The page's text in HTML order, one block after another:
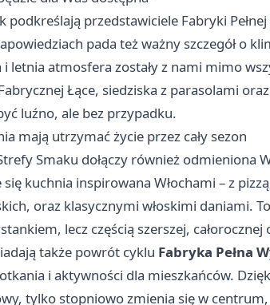
podkreślają przedstawiciele Fabryki
pada też ważny szczegół o
letnia atmosfera zostały z nami mimo
Łące, siedziska z parasolami
luźno, ale bez przypadku.
mają utrzymać życie przez cały sezon
Smaku dołączy również odmieniona
kuchnia inspirowana Włochami – z
oraz klasycznymi włoskimi daniami.
lecz częścią szerszej, całorocznej
także powrót cyklu Fabryka Pełna
i aktywności dla mieszkańców.
tylko stopniowo zmienia się w